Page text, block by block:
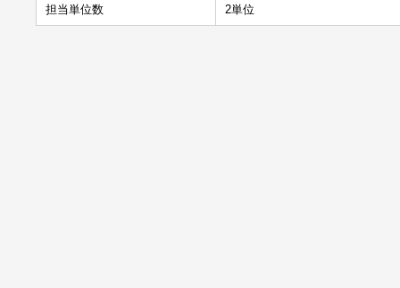
担当単位数 2単位